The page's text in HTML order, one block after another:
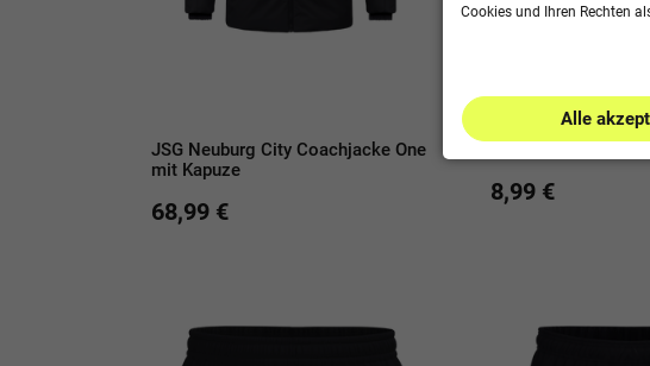
JSG Neuburg City Coachjacke One
mit Kapuze
68,99 €
8,99 €
Cookies und Ihren Rechten
Alle